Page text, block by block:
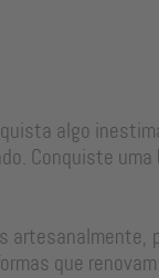
algo
Conquiste
que